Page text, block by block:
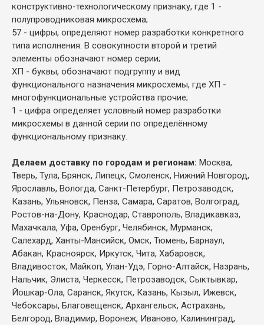
конструктивно-технологическому признаку, где 1 -
полупроводниковая микросхема;
57 - цифры, определяют номер разработки конкретного
типа исполнения. В совокупности второй и третий
элементы обозначают номер серии;
ХП - буквы, обозначают подгруппу и вид
функционального назначения микросхемы, где ХП -
многофункциональные устройства прочие;
1 - цифра определяет условный номер разработки
микросхемы в данной серии по определённому
функциональному признаку.
Делаем доставку по городам и регионам: Москва,
Тверь, Тула, Брянск, Липецк, Смоленск, Нижний Новгород,
Ярославль, Вологда, Санкт-Петербург, Петрозаводск,
Казань, Ульяновск, Пенза, Самара, Саратов, Волгоград,
Ростов-на-Дону, Краснодар, Ставрополь, Владикавказ,
Махачкала, Уфа, Оренбург, Челябинск, Мурманск,
Салехард, Ханты-Мансийск, Омск, Тюмень, Барнаул,
Абакан, Красноярск, Иркутск, Чита, Хабаровск,
Владивосток, Майкоп, Улан-Удэ, Горно-Алтайск, Назрань,
Нальчик, Элиста, Черкесск, Петрозаводск, Сыктывкар,
Йошкар-Ола, Саранск, Якутск, Казань, Кызыл, Ижевск,
Чебоксары, Благовещенск, Архангельск, Астрахань,
Белгород, Владимир, Воронеж, Иваново, Калининград,